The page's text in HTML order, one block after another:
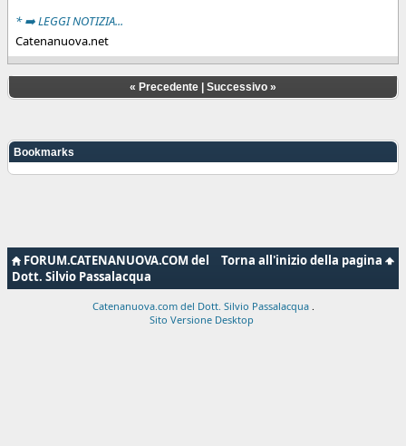
* ➡️ LEGGI NOTIZIA...
Catenanuova.net
« Precedente Successivo »
Bookmarks
Torna all'inizio della pagina
FORUM.CATENANUOVA.COM del
Dott. Silvio Passalacqua
Catenanuova.com del Dott. Silvio Passalacqua
Sito Versione Desktop